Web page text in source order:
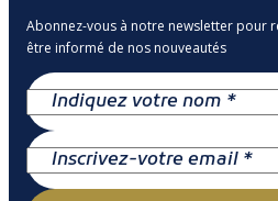
Abonnez-vous à notre newsletter pour
être informé de nos nouveautés